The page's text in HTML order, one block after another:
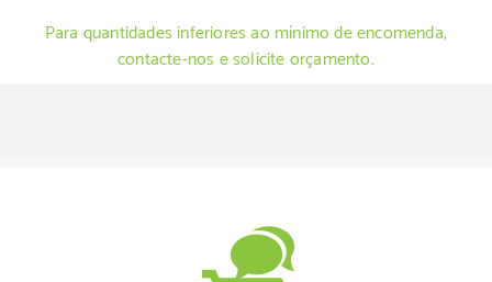
Para quantidades inferiores ao mínimo de encomenda,
contacte-nos e solicite orçamento.